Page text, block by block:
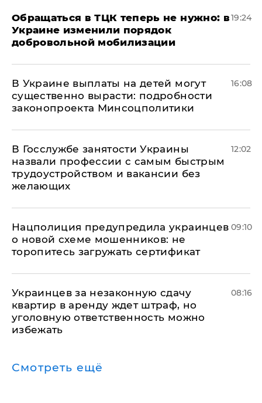
Обращаться в ТЦК теперь не нужно: в
Украине изменили порядок
добровольной мобилизации
19:24
В Украине выплаты на детей могут
существенно вырасти: подробности
законопроекта Минсоцполитики
16:08
В Госслужбе занятости Украины
назвали профессии с самым быстрым
трудоустройством и вакансии без
желающих
12:02
Нацполиция предупредила украинцев
о новой схеме мошенников: не
торопитесь загружать сертификат
09:10
Украинцев за незаконную сдачу
квартир в аренду ждет штраф, но
уголовную ответственность можно
избежать
08:16
Смотреть ещё